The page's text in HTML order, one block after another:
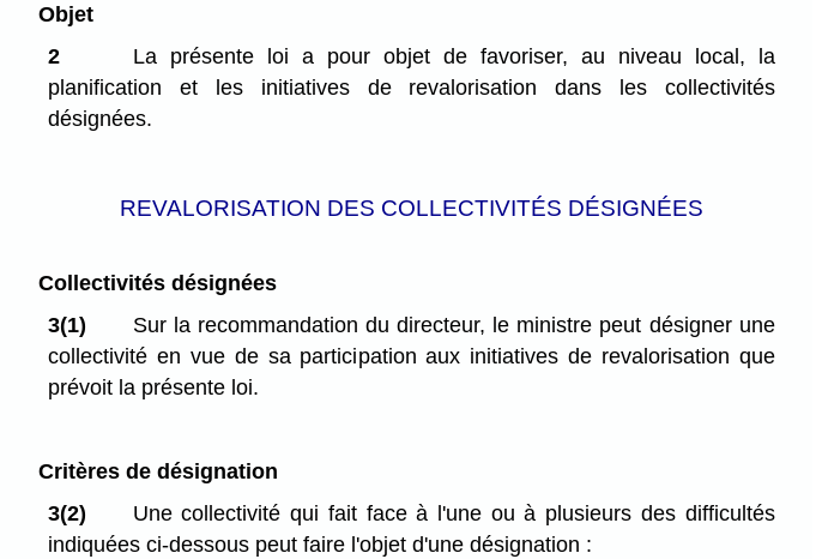
Objet
2
La présente loi a pour objet de favoriser, au niveau local, la
planification et les initiatives de revalorisation dans les collectivités
désignées.
REVALORISATION DES COLLECTIVITÉS DÉSIGNÉES
Collectivités désignées
3(1)
Sur la recommandation du directeur, le ministre peut désigner une
collectivité en vue de sa participation aux initiatives de revalorisation que
prévoit la présente loi.
Critères de désignation
3(2)
Une collectivité qui fait face à l'une ou à plusieurs des difficultés
indiquées ci-dessous peut faire l'objet d'une désignation :